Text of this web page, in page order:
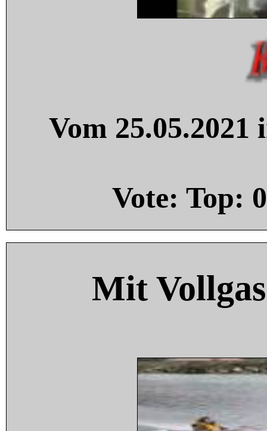
Vom
Vote: Top: 0
Mit